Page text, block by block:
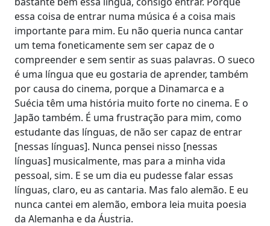
essa coisa de entrar numa música é a coisa mais
importante para mim. Eu não queria nunca cantar
um tema foneticamente sem ser capaz de o
compreender e sem sentir as suas palavras. O sueco
é uma língua que eu gostaria de aprender, também
por causa do cinema, porque a Dinamarca e a
Suécia têm uma história muito forte no cinema. E o
Japão também. É uma frustração para mim, como
estudante das línguas, de não ser capaz de entrar
[nessas línguas]. Nunca pensei nisso [nessas
línguas] musicalmente, mas para a minha vida
pessoal, sim. E se um dia eu pudesse falar essas
línguas, claro, eu as cantaria. Mas falo alemão. E eu
nunca cantei em alemão, embora leia muita poesia
da Alemanha e da Áustria.